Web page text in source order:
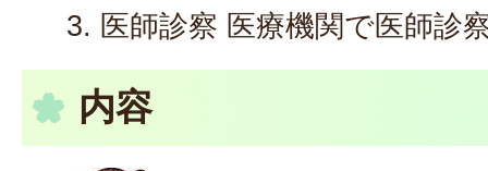
医師診察 医療機関で医師診
内容